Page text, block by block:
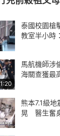
泰國校園槍
教室半小時
馬航機師涉
海關查獲最
熊本7.1級
晃 醫生奮